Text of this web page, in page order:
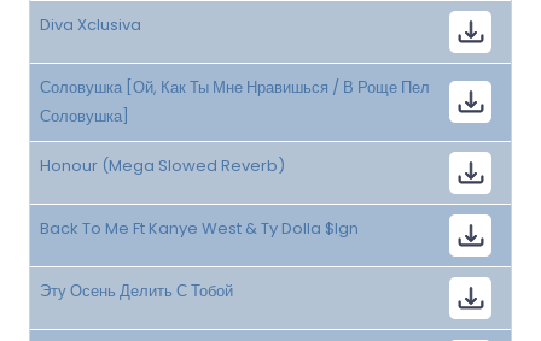
Diva Xclusiva
Соловушка [Ой, Как Ты Мне Нравишься / В Роще Пел
Соловушка]
Honour (Mega Slowed Reverb)
Back To Me Ft Kanye West & Ty Dolla $Ign
Эту Осень Делить С Тобой